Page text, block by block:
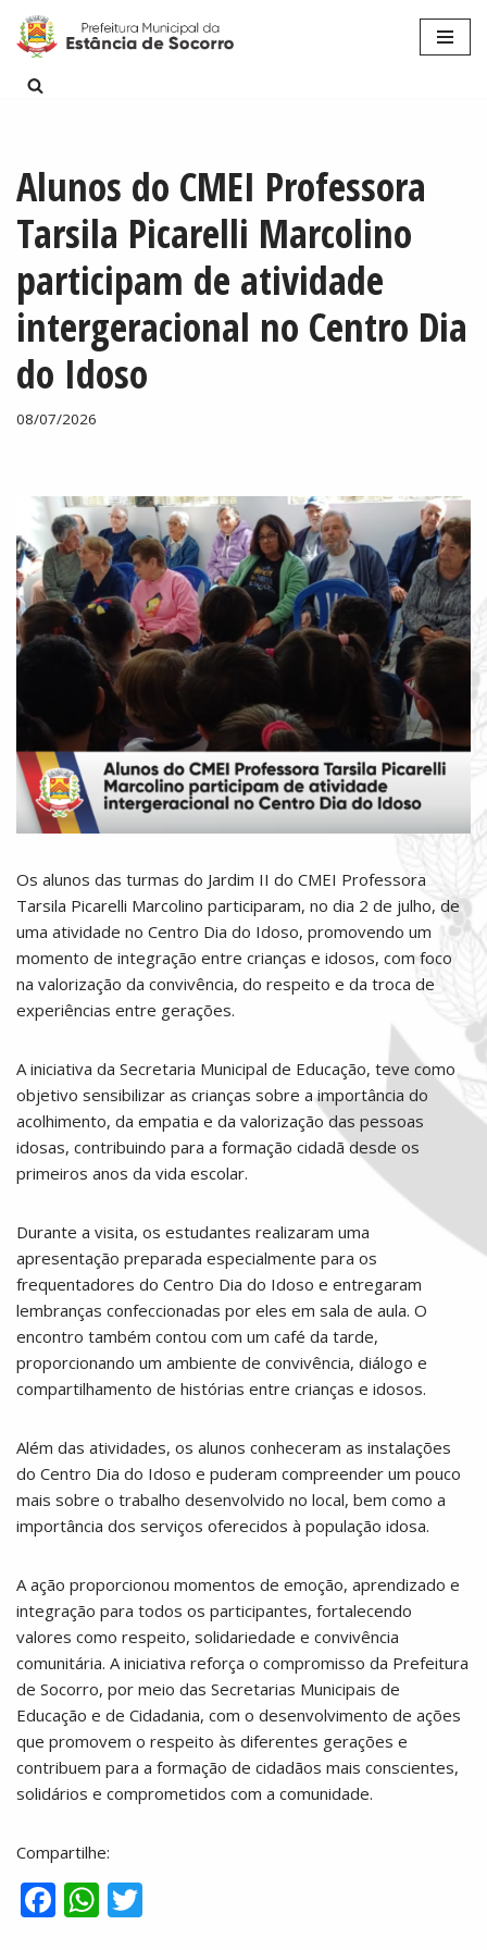
Pular
para
Alunos do CMEI Professora
Tarsila Picarelli Marcolino
participam de atividade
intergeracional no Centro Dia
do Idoso
08/07/2026
Os alunos das turmas do Jardim II do CMEI Professora
Tarsila Picarelli Marcolino participaram, no dia 2 de julho, de
uma atividade no Centro Dia do Idoso, promovendo um
momento de integração entre crianças e idosos, com foco
na valorização da convivência, do respeito e da troca de
experiências entre gerações.
A iniciativa da Secretaria Municipal de Educação, teve como
objetivo sensibilizar as crianças sobre a importância do
acolhimento, da empatia e da valorização das pessoas
idosas, contribuindo para a formação cidadã desde os
primeiros anos da vida escolar.
Durante a visita, os estudantes realizaram uma
apresentação preparada especialmente para os
frequentadores do Centro Dia do Idoso e entregaram
lembranças confeccionadas por eles em sala de aula. O
encontro também contou com um café da tarde,
proporcionando um ambiente de convivência, diálogo e
compartilhamento de histórias entre crianças e idosos.
Além das atividades, os alunos conheceram as instalações
do Centro Dia do Idoso e puderam compreender um pouco
mais sobre o trabalho desenvolvido no local, bem como a
importância dos serviços oferecidos à população idosa.
A ação proporcionou momentos de emoção, aprendizado e
integração para todos os participantes, fortalecendo
valores como respeito, solidariedade e convivência
comunitária. A iniciativa reforça o compromisso da Prefeitura
de Socorro, por meio das Secretarias Municipais de
Educação e de Cidadania, com o desenvolvimento de ações
que promovem o respeito às diferentes gerações e
contribuem para a formação de cidadãos mais conscientes,
solidários e comprometidos com a comunidade.
Compartilhe:
F W